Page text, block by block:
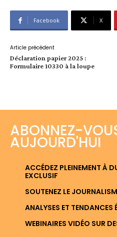
Facebook X
Article précédent
Déclaration papier 2025 :
Formulaire 10330 à la loupe
ABONNEZ-
AUJOURD'HUI
ACCÉDEZ PLEINEMENT À
EXCLUSIF
SOUTENEZ LE
ANALYSES ET TENDANCES
WEBINAIRES VIDÉO SUR